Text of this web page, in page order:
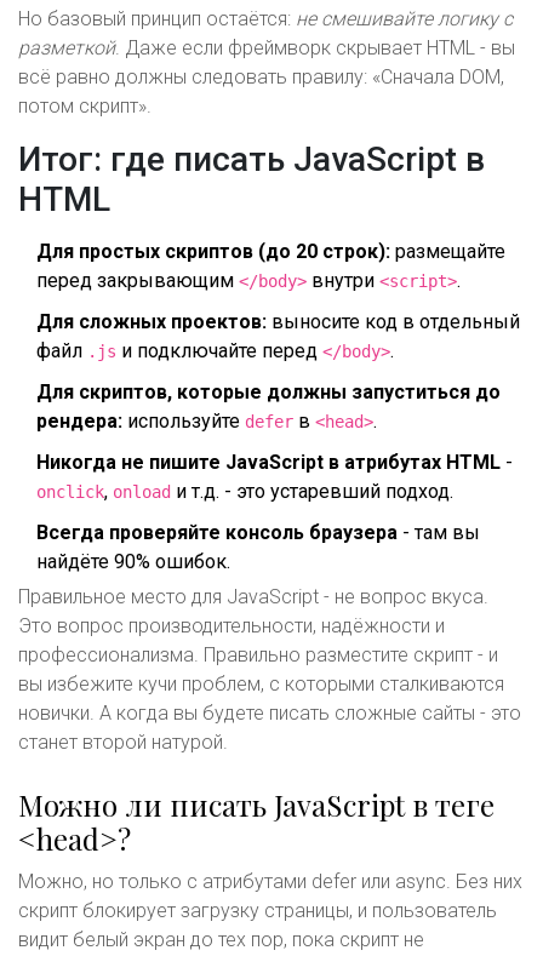
Но базовый принцип остаётся: не смешивайте логику с
разметкой. Даже если фреймворк скрывает HTML - вы
всё равно должны следовать правилу: «Сначала DOM,
потом скрипт».
Итог: где писать JavaScript в
HTML
Для простых скриптов (до 20 строк): размещайте
перед закрывающим </body> внутри <script>.
Для сложных проектов: выносите код в отдельный
файл .js и подключайте перед </body>.
Для скриптов, которые должны запуститься до
рендера: используйте defer в <head>.
Никогда не пишите JavaScript в атрибутах HTML -
onclick, onload и т.д. - это устаревший подход.
Всегда проверяйте консоль браузера - там вы
найдёте 90% ошибок.
Правильное место для JavaScript - не вопрос вкуса.
Это вопрос производительности, надёжности и
профессионализма. Правильно разместите скрипт - и
вы избежите кучи проблем, с которыми сталкиваются
новички. А когда вы будете писать сложные сайты - это
станет второй натурой.
Можно ли писать JavaScript в теге
<head>?
Можно, но только с атрибутами defer или async. Без них
скрипт блокирует загрузку страницы, и пользователь
видит белый экран до тех пор, пока скрипт не